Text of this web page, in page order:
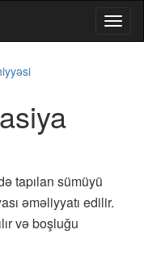
tapılan sümüyü
əməliyyatı edilir.
və boşluğu